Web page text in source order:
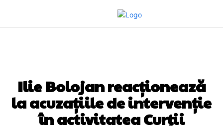
Ilie Bolojan reacționează
la acuzațiile de intervenție
în activitatea Curții